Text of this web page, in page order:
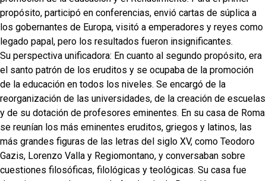
propósito, participó en conferencias, envió cartas de súplica a
los gobernantes de Europa, visitó a emperadores y reyes como
legado papal, pero los resultados fueron insignificantes.
Su perspectiva unificadora: En cuanto al segundo propósito, era
el santo patrón de los eruditos y se ocupaba de la promoción
de la educación en todos los niveles. Se encargó de la
reorganización de las universidades, de la creación de escuelas
y de su dotación de profesores eminentes. En su casa de Roma
se reunían los más eminentes eruditos, griegos y latinos, las
más grandes figuras de las letras del siglo XV, como Teodoro
Gazis, Lorenzo Valla y Regiomontano, y conversaban sobre
cuestiones filosóficas, filológicas y teológicas. Su casa fue